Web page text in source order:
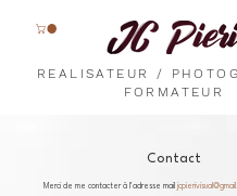
REALISATEUR /
FORMATEUR
Contact
Merci de me contacter à l'adresse mail